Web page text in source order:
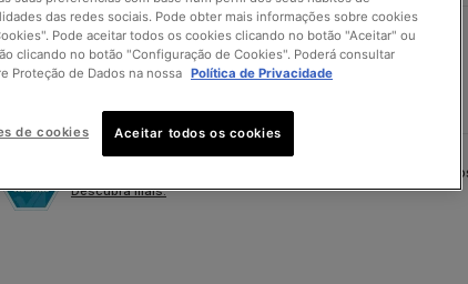
Encontre uma farmácia perto de si
Garanta que os seus produtos SkinCeuticals são
Descubra mais.
das redes sociais. Pode obter mais informações sobre cookies
Pode aceitar todos os cookies clicando no botão "Aceitar" ou
clicando no botão "Configuração de Cookies". Poderá consultar
Proteção de Dados na nossa Política de Privacidade
de cookies Aceitar todos os cookies